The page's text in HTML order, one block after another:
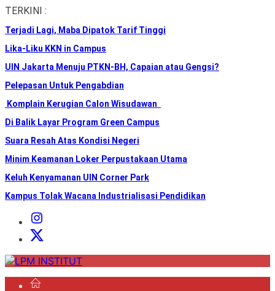
Skip
the
content
TERKINI :
Terjadi Lagi, Maba Dipatok Tarif Tinggi
Lika-Liku KKN in Campus
UIN Jakarta Menuju PTKN-BH, Capaian atau Gengsi?
Pelepasan Untuk Pengabdian
Komplain Kerugian Calon Wisudawan
Di Balik Layar Program Green Campus
Suara Resah Atas Kondisi Negeri
Minim Keamanan Loker Perpustakaan Utama
Keluh Kenyamanan UIN Corner Park
Kampus Tolak Wacana Industrialisasi Pendidikan
Instagram
Institut
X
LPM